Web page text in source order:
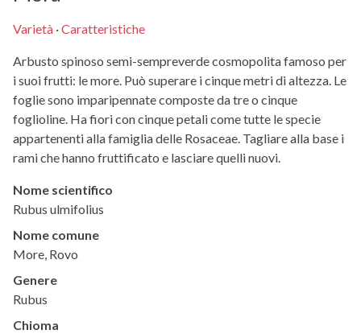
Varietà ·Caratteristiche
Arbusto spinoso semi-sempreverde cosmopolita famoso per
i suoi frutti: le more. Può superare i cinque metri di altezza. Le
foglie sono imparipennate composte da tre o cinque
foglioline. Ha fiori con cinque petali come tutte le specie
appartenenti alla famiglia delle Rosaceae. Tagliare alla base i
rami che hanno fruttificato e lasciare quelli nuovi.
Nome scientifico
Rubus ulmifolius
Nome comune
More, Rovo
Genere
Rubus
Chioma